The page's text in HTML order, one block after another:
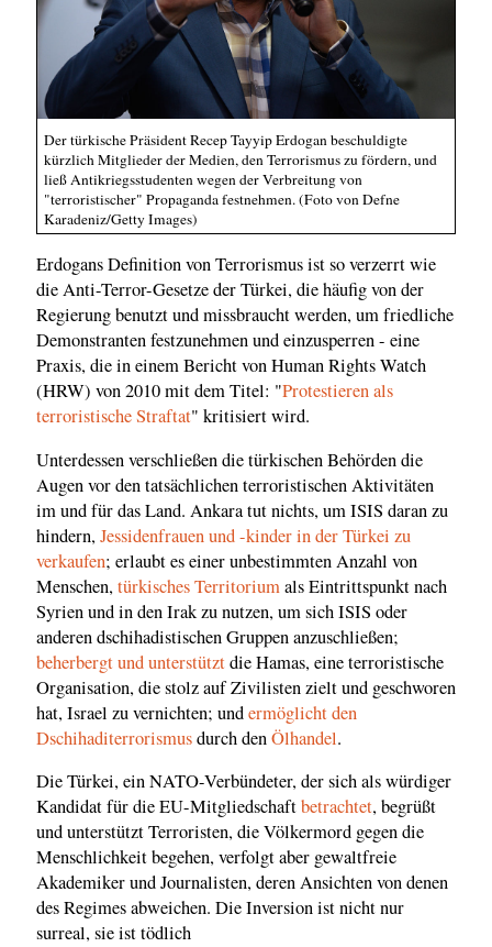
Der türkische Präsident Recep Tayyip Erdogan beschuldigte
kürzlich Mitglieder der Medien, den Terrorismus zu fördern, und
ließ Antikriegsstudenten wegen der Verbreitung von
"terroristischer" Propaganda festnehmen. (Foto von Defne
Karadeniz/Getty Images)
Erdogans Definition von Terrorismus ist so verzerrt wie
die Anti-Terror-Gesetze der Türkei, die häufig von der
Regierung benutzt und missbraucht werden, um friedliche
Demonstranten festzunehmen und einzusperren - eine
Praxis, die in einem Bericht von Human Rights Watch
(HRW) von 2010 mit dem Titel: "Protestieren als
terroristische Straftat" kritisiert wird.
Unterdessen verschließen die türkischen Behörden die
Augen vor den tatsächlichen terroristischen Aktivitäten
im und für das Land. Ankara tut nichts, um ISIS daran zu
hindern,Jessidenfrauen und -kinder in der Türkei zu
verkaufen; erlaubt es einer unbestimmten Anzahl von
Menschen,türkisches Territoriumals Eintrittspunkt nach
Syrien und in den Irak zu nutzen, um sich ISIS oder
anderen dschihadistischen Gruppen anzuschließen;
beherbergt und unterstütztdie Hamas, eine terroristische
Organisation, die stolz auf Zivilisten zielt und geschworen
hat, Israel zu vernichten; undermöglicht den
Dschihaditerrorismusdurch denÖlhandel.
Die Türkei, ein NATO-Verbündeter, der sich als würdiger
Kandidat für die EU-Mitgliedschaftbetrachtet, begrüßt
und unterstützt Terroristen, die Völkermord gegen die
Menschlichkeit begehen, verfolgt aber gewaltfreie
Akademiker und Journalisten, deren Ansichten von denen
des Regimes abweichen. Die Inversion ist nicht nur
surreal, sie ist tödlich